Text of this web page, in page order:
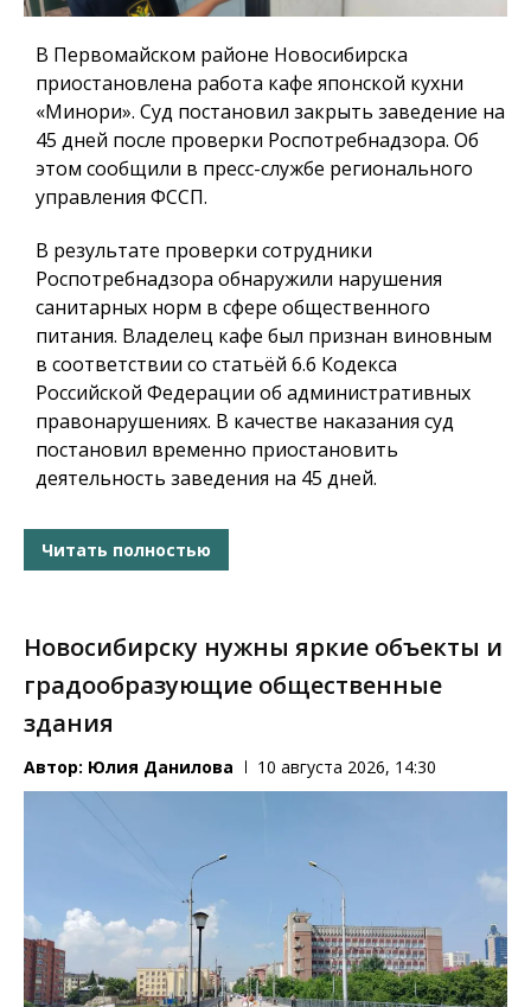
В Первомайском районе Новосибирска
приостановлена работа кафе японской кухни
«Минори». Суд постановил закрыть заведение на
45 дней после проверки Роспотребнадзора. Об
этом сообщили в пресс-службе регионального
управления ФССП.
В результате проверки сотрудники
Роспотребнадзора обнаружили нарушения
санитарных норм в сфере общественного
питания. Владелец кафе был признан виновным
в соответствии со статьёй 6.6 Кодекса
Российской Федерации об административных
правонарушениях. В качестве наказания суд
постановил временно приостановить
деятельность заведения на 45 дней.
Читать полностью
Новосибирску нужны яркие объекты и
градообразующие общественные
здания
Автор: Юлия Данилова 10 августа 2026, 14:30